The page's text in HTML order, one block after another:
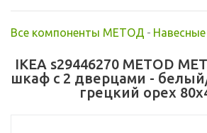
Все компоненты МЕТОД -
IKEA s29446270 METOD
шкаф с 2 дверцами -
грецкий орех